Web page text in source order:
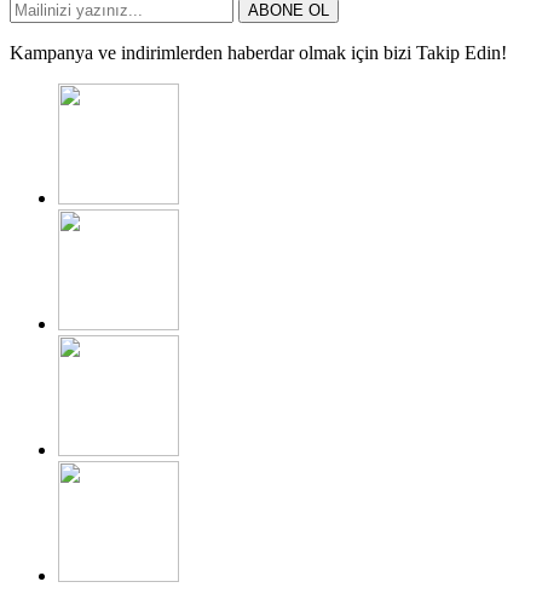
ABONE OL
Kampanya ve indirimlerden haberdar olmak için bizi Takip Edin!